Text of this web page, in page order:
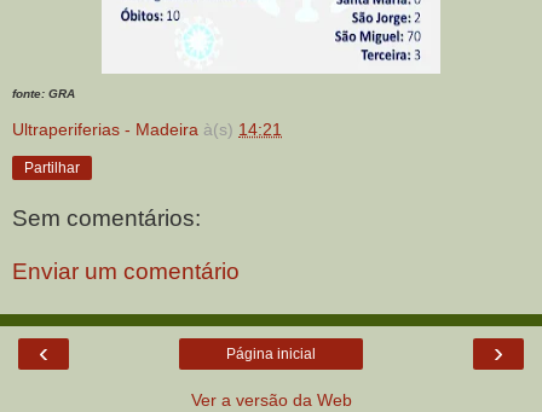
fonte: GRA
Ultraperiferias - Madeira à(s) 14:21
Partilhar
Sem comentários:
Enviar um comentário
‹ ›
Página inicial
Ver a versão da Web